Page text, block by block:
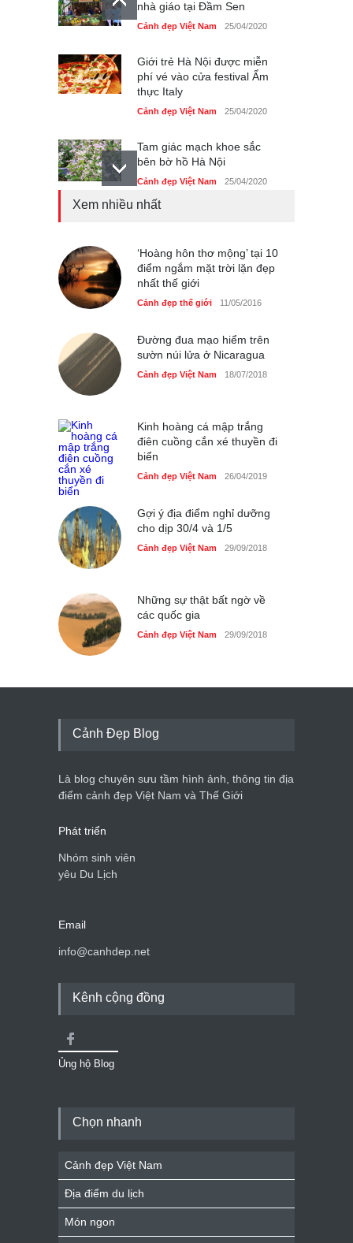
nhà giáo tại Đầm Sen
Cảnh đẹp Việt Nam 25/04/2020
Giới trẻ Hà Nội được miễn
phí vé vào cửa festival Ẩm
thực Italy
Cảnh đẹp Việt Nam 25/04/2020
Tam giác mạch khoe sắc
bên bờ hồ Hà Nội
Cảnh đẹp Việt Nam 25/04/2020
Cảnh đẹp Việt Nam 24/04/2020
Những món ăn đồng quê
dân dã ở Sài Gòn
Xem nhiều nhất
‘Hoàng hôn thơ mộng’ tại 10
điểm ngắm mặt trời lặn đẹp
nhất thế giới
Cảnh đẹp thế giới 11/05/2016
Đường đua mạo hiểm trên
sườn núi lửa ở Nicaragua
Cảnh đẹp Việt Nam 18/07/2018
Kinh hoàng cá mập trắng
điên cuồng cắn xé thuyền đi
biển
Cảnh đẹp Việt Nam 26/04/2019
Gợi ý địa điểm nghỉ dưỡng
cho dịp 30/4 và 1/5
Cảnh đẹp Việt Nam 29/09/2018
Những sự thật bất ngờ về
các quốc gia
Cảnh đẹp Việt Nam 29/09/2018
Cảnh Đẹp Blog
Là blog chuyên sưu tầm hình ảnh, thông tin địa
điểm cảnh đẹp Việt Nam và Thế Giới
Phát triển
Nhóm sinh viên
yêu Du Lịch
Email
info@canhdep.net
Kênh cộng đồng
Ủng hộ Blog
Chọn nhanh
Cảnh đẹp Việt Nam
Địa điểm du lịch
Món ngon